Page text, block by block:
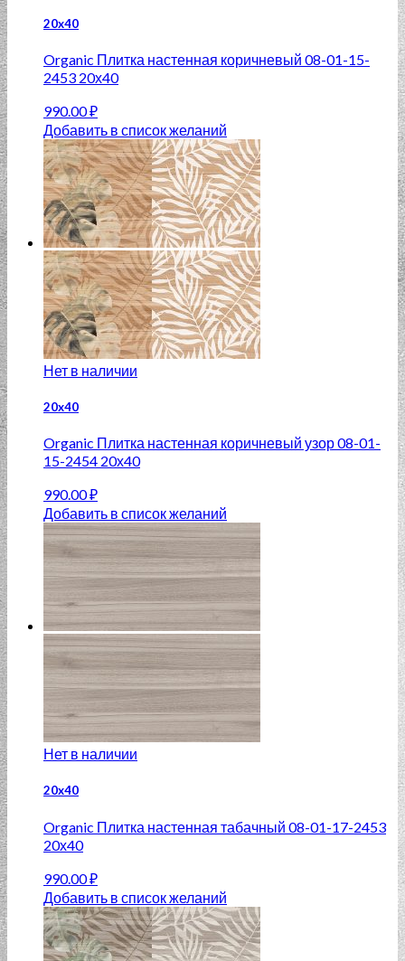
20x40
Organic Плитка настенная коричневый 08-01-15-
2453 20х40
990.00₽
Добавить в список желаний
Нет в наличии
20x40
Organic Плитка настенная коричневый узор 08-01-
15-2454 20х40
990.00₽
Добавить в список желаний
Нет в наличии
20x40
Organic Плитка настенная табачный 08-01-17-2453
20х40
990.00₽
Добавить в список желаний